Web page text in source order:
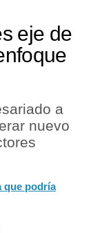
eje de
a
nuevo
que podría